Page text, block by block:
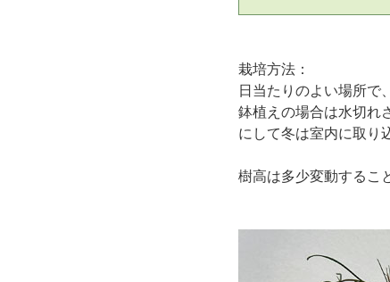
栽培方法：
日当たりのよい場所で
鉢植えの場合は水切れ
にして冬は室内に取り
樹高は多少変動するこ